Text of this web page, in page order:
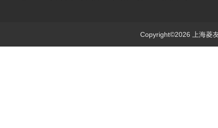
Copyright©2026 上海菱